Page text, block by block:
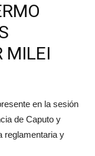
MILEI
en la sesión
de Caputo y
reglamentaria y